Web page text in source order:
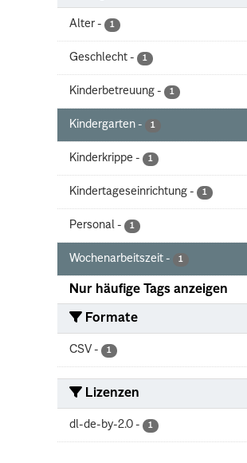
Alter - 1
Geschlecht - 1
Kinderbetreuung - 1
Kindergarten - 1
Kinderkrippe - 1
Kindertageseinrichtung - 1
Personal - 1
Wochenarbeitszeit - 1
Nur häufige Tags anzeigen
Formate
CSV - 1
Lizenzen
dl-de-by-2.0 - 1